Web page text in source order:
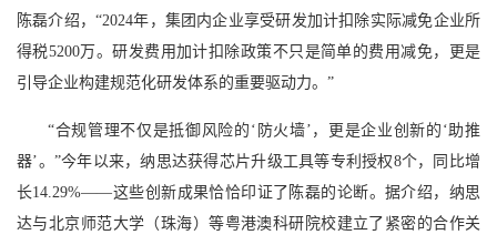
陈磊介绍，“2024年，集团内企业享受研发加计扣除实际减免企业所
得税5200万。研发费用加计扣除政策不只是简单的费用减免，更是
引导企业构建规范化研发体系的重要驱动力。”
“合规管理不仅是抵御风险的‘防火墙’，更是企业创新的‘助推
器’。”今年以来，纳思达获得芯片升级工具等专利授权8个，同比增
长14.29%——这些创新成果恰恰印证了陈磊的论断。据介绍，纳思
达与北京师范大学（珠海）等粤港澳科研院校建立了紧密的合作关